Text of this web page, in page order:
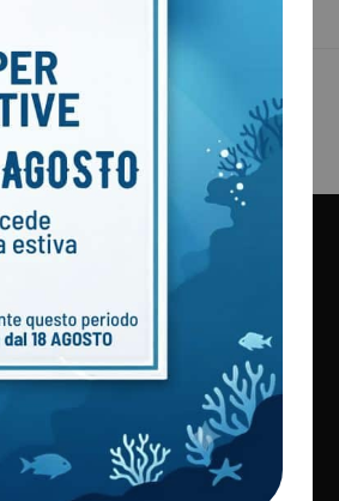
Garanzia Italia
2 anni di garanzia
& Diving
Sub
news